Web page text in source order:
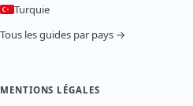
Turquie
Tous les guides par pays →
MENTIONS LÉGALES